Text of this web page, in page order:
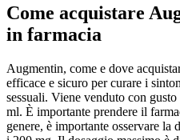
Come acquistare
in farmacia
Augmentin, come e dove
efficace e sicuro per curare i
sessuali. Viene venduto con
ml. È importante prendere il
genere, è importante osservare la